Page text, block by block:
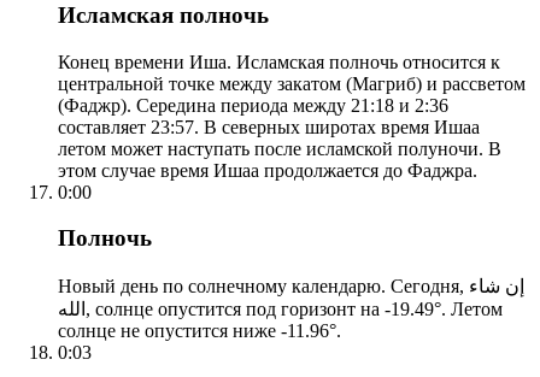
Исламская полночь
Конец времени Иша. Исламская полночь относится к
центральной точке между закатом (Магриб) и рассветом
(Фаджр). Середина периода между 21:18 и 2:36
составляет 23:57. В северных широтах время Ишаа
летом может наступать после исламской полуночи. В
этом случае время Ишаа продолжается до Фаджра.
0:00
Полночь
Новый день по солнечному календарю. Сегодня, إن شاء
الله, солнце опустится под горизонт на -19.49°. Летом
солнце не опустится ниже -11.96°.
0:03